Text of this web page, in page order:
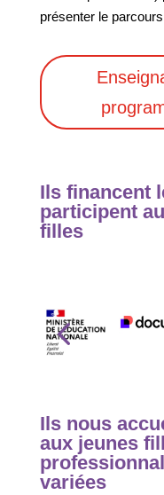
présenter le
Ils financent
participent
filles
Ils nous
aux jeunes
variées